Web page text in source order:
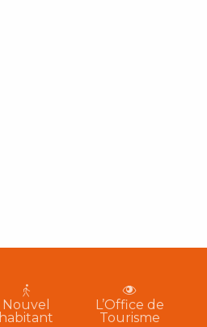
Nouvel
habitant
L’Office de
Tourisme